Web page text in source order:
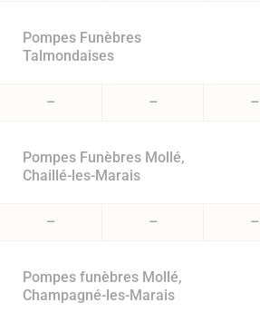
Pompes Funèbres
Talmondaises
– – –
Pompes Funèbres Mollé,
Chaillé-les-Marais
– – –
Pompes funèbres Mollé,
Champagné-les-Marais